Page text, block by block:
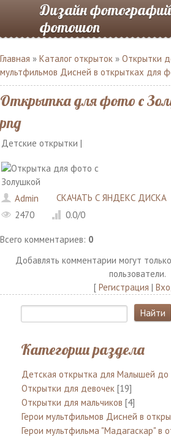
Дизайн
фотошоп
Главная » Каталог открыток » Открытки
мультфильмов Дисней в открытках для
Открытка для фото с
png
Детские открытки |
Admin
СКАЧАТЬ С ЯНДЕКС ДИСКА
2470
0.0/0
Всего комментариев: 0
Добавлять комментарии могут
пользователи.
[ Регистрация |
Категории раздела
Детская открытка для Малышей до
Открытки для девочек [19]
Открытки для мальчиков [4]
Герои мультфильмов Дисней в
Герои мультфильма "Мадагаскар" в